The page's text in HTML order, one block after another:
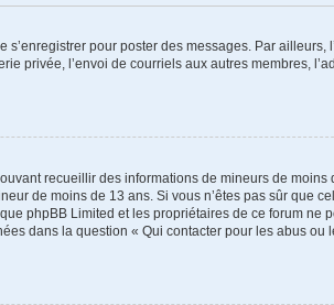
pour poster des messages. Par ailleurs,
privée, l’envoi de courriels aux autres membres,
recueillir des informations de mineurs de moins
de moins de 13 ans. Si vous n’êtes pas sûr que
phpBB Limited et les propriétaires de ce forum ne
dans la question « Qui contacter pour les abus ou